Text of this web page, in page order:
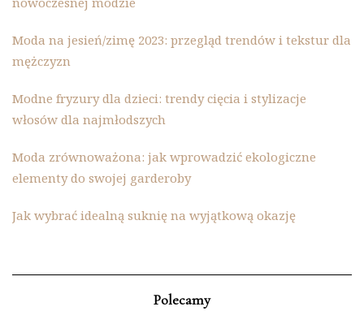
Moda na jesień/zimę 2023: przegląd trendów i tekstur dla
mężczyzn
Modne fryzury dla dzieci: trendy cięcia i stylizacje
włosów dla najmłodszych
Moda zrównoważona: jak wprowadzić ekologiczne
elementy do swojej garderoby
Jak wybrać idealną suknię na wyjątkową okazję
Polecamy